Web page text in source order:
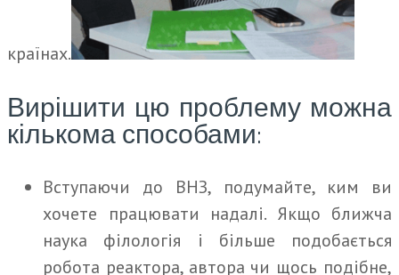
країнах.
Вирішити цю проблему можна
кількома способами:
Вступаючи до ВНЗ, подумайте, ким ви
хочете працювати надалі. Якщо ближча
наука філологія і більше подобається
робота реактора, автора чи щось подібне,